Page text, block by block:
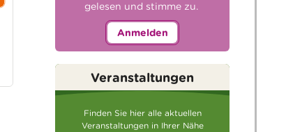
gelesen und stimme zu.
Anmelden
Veranstaltungen
Finden Sie hier alle aktuellen
Veranstaltungen in Ihrer Nähe